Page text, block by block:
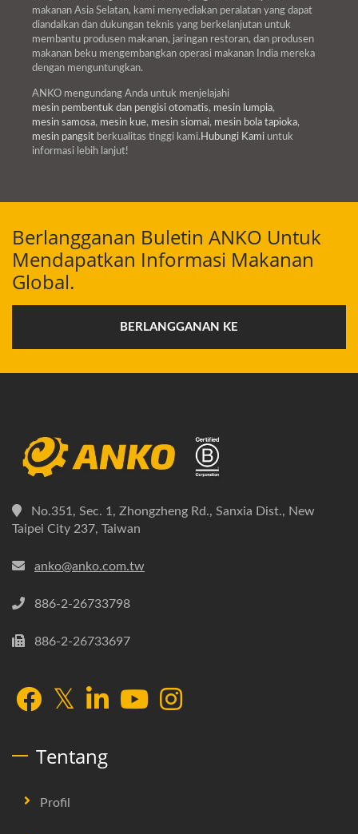
makanan Asia Selatan, kami menyediakan peralatan yang dapat
diandalkan dan dukungan teknis yang berkelanjutan untuk
membantu produsen makanan, jaringan restoran, dan produsen
makanan beku mengembangkan operasi makanan India mereka
dengan menguntungkan.
ANKO mengundang Anda untuk menjelajahi
mesin pembentuk dan pengisi otomatis, mesin lumpia,
mesin samosa, mesin kue, mesin siomai, mesin bola tapioka,
mesin pangsit berkualitas tinggi kami.Hubungi Kami untuk
informasi lebih lanjut!
Berlangganan Buletin ANKO Untuk
Mendapatkan Informasi Makanan
Global.
BERLANGGANAN KE
No.351, Sec. 1, Zhongzheng Rd., Sanxia Dist., New
Taipei City 237, Taiwan
anko@anko.com.tw
886-2-26733798
886-2-26733697
Tentang
Profil